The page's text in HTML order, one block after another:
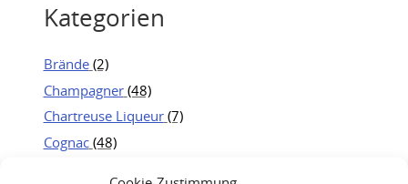
Kategorien
Brände (2)
Champagner (48)
Chartreuse Liqueur (7)
Cognac (48)